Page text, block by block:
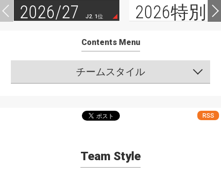
2026/27 J2. 1位 2026特別
Contents Menu
チームスタイル
RSS
Team Style